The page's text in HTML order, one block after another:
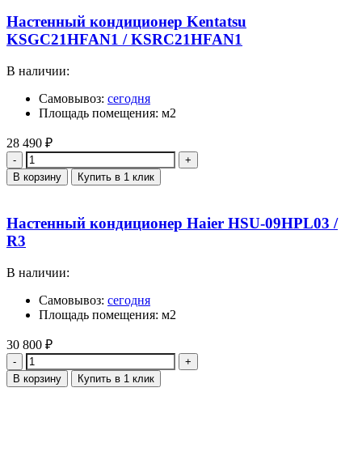
Настенный кондиционер Kentatsu
KSGC21HFAN1 / KSRC21HFAN1
В наличии:
Самовывоз: сегодня
Площадь помещения: м2
28 490 ₽
Количество
В корзину Купить в 1 клик
Настенный кондиционер Haier HSU-09HPL03 /
R3
В наличии:
Самовывоз: сегодня
Площадь помещения: м2
30 800 ₽
Количество
В корзину Купить в 1 клик